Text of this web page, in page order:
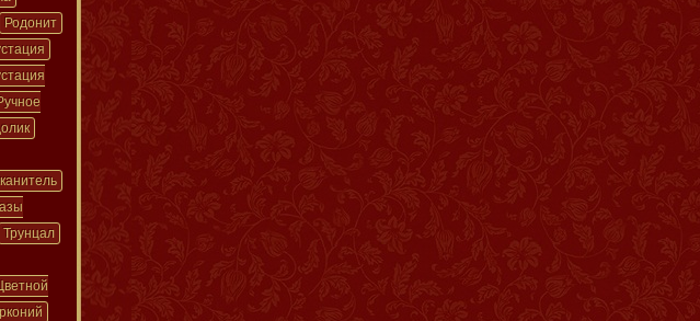
Родонит
Трунцал